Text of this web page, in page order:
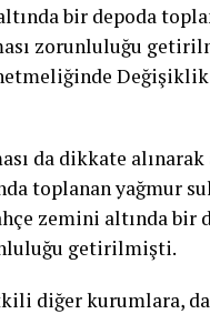
bir depoda
zorunluluğu
da dikkate
toplanan yağmur
zemini altında bir
getirilmişti.
diğer kurumlara,